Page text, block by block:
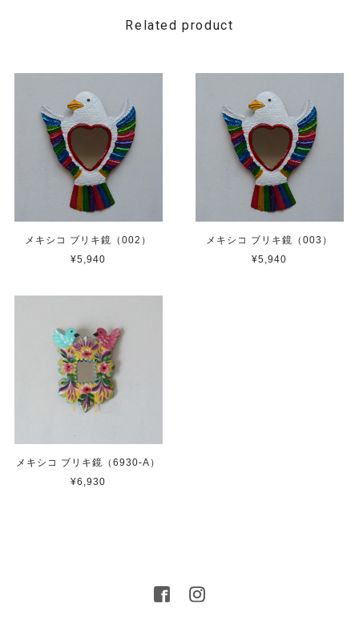
Related product
メキシコ ブリキ鏡（002）
¥5,940
メキシコ ブリキ鏡（003）
¥5,940
メキシコ ブリキ鏡（6930-A）
¥6,930